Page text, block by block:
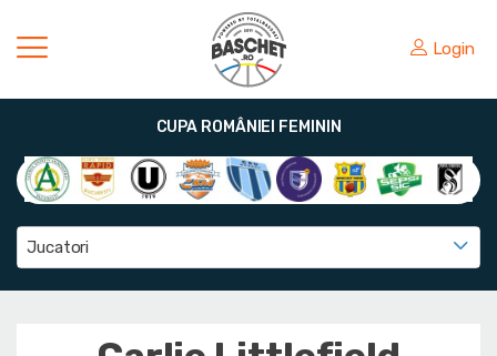
Login
CUPA ROMÂNIEI FEMININ
Jucatori